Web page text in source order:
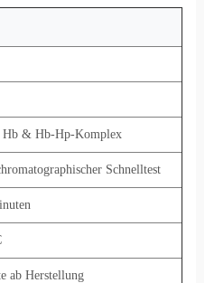
Hb & Hb-Hp-Komplex
Schnelltest
ab Herstellung